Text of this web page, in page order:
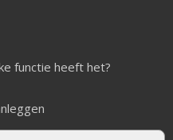
functie heeft het?